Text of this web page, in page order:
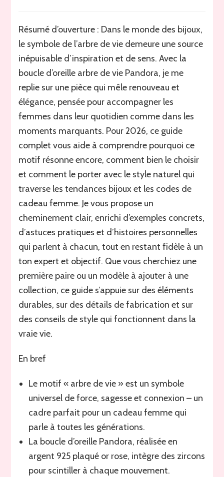
arbre
vie
pandora
guide
complet
pour
choisir
en
Résumé d’ouverture : Dans le monde des bijoux,
le symbole de l’arbre de vie demeure une source
inépuisable d’inspiration et de sens. Avec la
boucle d’oreille arbre de vie Pandora, je me
replie sur une pièce qui mêle renouveau et
élégance, pensée pour accompagner les
femmes dans leur quotidien comme dans les
moments marquants. Pour 2026, ce guide
complet vous aide à comprendre pourquoi ce
motif résonne encore, comment bien le choisir
et comment le porter avec le style naturel qui
traverse les tendances bijoux et les codes de
cadeau femme. Je vous propose un
cheminement clair, enrichi d’exemples concrets,
d’astuces pratiques et d’histoires personnelles
qui parlent à chacun, tout en restant fidèle à un
ton expert et objectif. Que vous cherchiez une
première paire ou un modèle à ajouter à une
collection, ce guide s’appuie sur des éléments
durables, sur des détails de fabrication et sur
des conseils de style qui fonctionnent dans la
vraie vie.
En bref
Le motif « arbre de vie » est un symbole
universel de force, sagesse et connexion – un
cadre parfait pour un cadeau femme qui
parle à toutes les générations.
La boucle d’oreille Pandora, réalisée en
argent 925 plaqué or rose, intègre des zircons
pour scintiller à chaque mouvement.